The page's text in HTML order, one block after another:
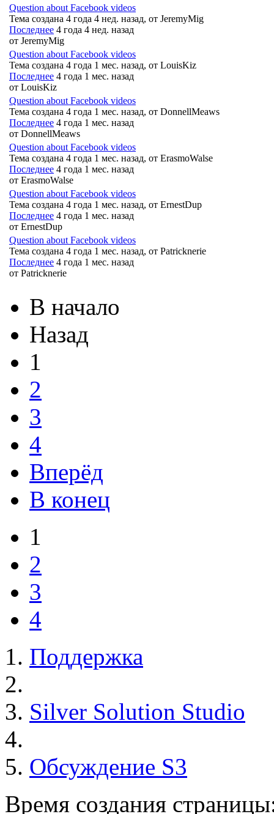
Question about Facebook videos
Тема создана 4 года 4 нед. назад, от JeremyMig
Последнее 4 года 4 нед. назад
от JeremyMig
Question about Facebook videos
Тема создана 4 года 1 мес. назад, от LouisKiz
Последнее 4 года 1 мес. назад
от LouisKiz
Question about Facebook videos
Тема создана 4 года 1 мес. назад, от DonnellMeaws
Последнее 4 года 1 мес. назад
от DonnellMeaws
Question about Facebook videos
Тема создана 4 года 1 мес. назад, от ErasmoWalse
Последнее 4 года 1 мес. назад
от ErasmoWalse
Question about Facebook videos
Тема создана 4 года 1 мес. назад, от ErnestDup
Последнее 4 года 1 мес. назад
от ErnestDup
Question about Facebook videos
Тема создана 4 года 1 мес. назад, от Patricknerie
Последнее 4 года 1 мес. назад
от Patricknerie
В начало
Назад
1
2
3
4
Вперёд
В конец
1
2
3
4
Поддержка
Silver Solution Studio
Обсуждение S3
Время создания